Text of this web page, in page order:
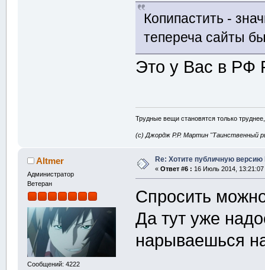
Копипастить -
тепереча сайты
Это у Вас в РФ
Трудные вещи становятся только
(с) Джордж Р.Р. Мартин "Таинственный
Altmer
Администратор
Ветеран
Сообщений: 4222
Re: Хотите публичную версию
« Ответ #6 : 16 Июль 2014, 13:21:07
Спросить
Да тут уже
нарываешься